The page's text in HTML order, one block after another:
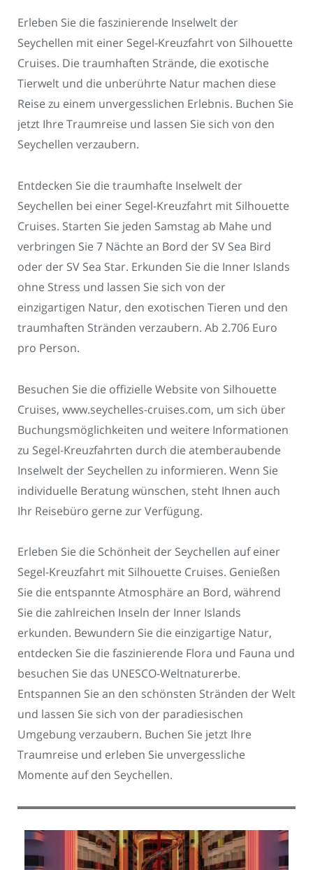
Erleben Sie die faszinierende Inselwelt der
Seychellen mit einer Segel-Kreuzfahrt von Silhouette
Cruises. Die traumhaften Strände, die exotische
Tierwelt und die unberührte Natur machen diese
Reise zu einem unvergesslichen Erlebnis. Buchen Sie
jetzt Ihre Traumreise und lassen Sie sich von den
Seychellen verzaubern.
Entdecken Sie die traumhafte Inselwelt der
Seychellen bei einer Segel-Kreuzfahrt mit Silhouette
Cruises. Starten Sie jeden Samstag ab Mahe und
verbringen Sie 7 Nächte an Bord der SV Sea Bird
oder der SV Sea Star. Erkunden Sie die Inner Islands
ohne Stress und lassen Sie sich von der
einzigartigen Natur, den exotischen Tieren und den
traumhaften Stränden verzaubern. Ab 2.706 Euro
pro Person.
Besuchen Sie die offizielle Website von Silhouette
Cruises, www.seychelles-cruises.com, um sich über
Buchungsmöglichkeiten und weitere Informationen
zu Segel-Kreuzfahrten durch die atemberaubende
Inselwelt der Seychellen zu informieren. Wenn Sie
individuelle Beratung wünschen, steht Ihnen auch
Ihr Reisebüro gerne zur Verfügung.
Erleben Sie die Schönheit der Seychellen auf einer
Segel-Kreuzfahrt mit Silhouette Cruises. Genießen
Sie die entspannte Atmosphäre an Bord, während
Sie die zahlreichen Inseln der Inner Islands
erkunden. Bewundern Sie die einzigartige Natur,
entdecken Sie die faszinierende Flora und Fauna und
besuchen Sie das UNESCO-Weltnaturerbe.
Entspannen Sie an den schönsten Stränden der Welt
und lassen Sie sich von der paradiesischen
Umgebung verzaubern. Buchen Sie jetzt Ihre
Traumreise und erleben Sie unvergessliche
Momente auf den Seychellen.